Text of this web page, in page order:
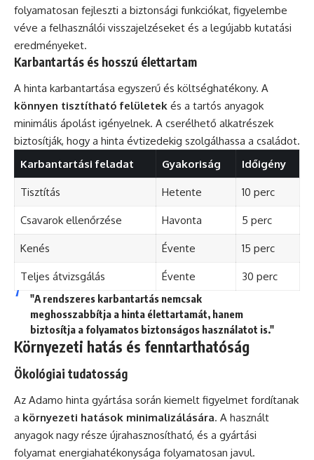
folyamatosan fejleszti a biztonsági funkciókat, figyelembe
véve a felhasználói visszajelzéseket és a legújabb kutatási
eredményeket.
Karbantartás és hosszú élettartam
A hinta karbantartása egyszerű és költséghatékony. A
könnyen tisztítható felületek és a tartós anyagok
minimális ápolást igényelnek. A cserélhető alkatrészek
biztosítják, hogy a hinta évtizedekig szolgálhassa a családot.
Karbantartási feladat
Gyakoriság Időigény
Tisztítás Hetente 10 perc
Csavarok ellenőrzése Havonta 5 perc
Kenés Évente 15 perc
Teljes átvizsgálás Évente 30 perc
"A rendszeres karbantartás nemcsak
meghosszabbítja a hinta élettartamát, hanem
biztosítja a folyamatos biztonságos használatot is."
Környezeti hatás és fenntarthatóság
Ökológiai tudatosság
Az Adamo hinta gyártása során kiemelt figyelmet fordítanak
a környezeti hatások minimalizálására. A használt
anyagok nagy része újrahasznosítható, és a gyártási
folyamat energiahatékonysága folyamatosan javul.